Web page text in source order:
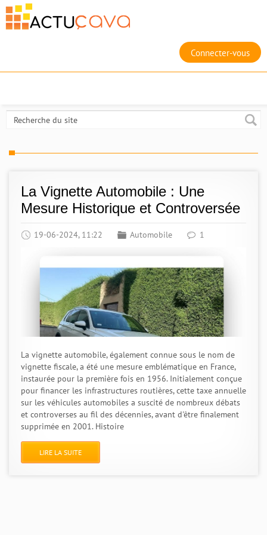
Connecter-vous
La Vignette Automobile : Une
Mesure Historique et Controversée
19-06-2024, 11:22 Automobile 1
La vignette automobile, également connue sous le nom de
vignette fiscale, a été une mesure emblématique en France,
instaurée pour la première fois en 1956. Initialement conçue
pour financer les infrastructures routières, cette taxe annuelle
sur les véhicules automobiles a suscité de nombreux débats
et controverses au fil des décennies, avant d'être finalement
supprimée en 2001. Histoire
LIRE LA SUITE